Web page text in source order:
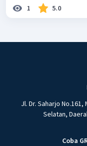
1 5.0
Jl. Dr. Saharjo
Selatan,
Coba